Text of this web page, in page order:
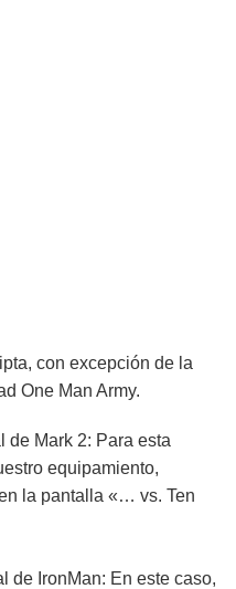
con excepción de la
One Man Army.
de Mark 2: Para esta
equipamiento,
la pantalla «… vs. Ten
de IronMan: En este caso,